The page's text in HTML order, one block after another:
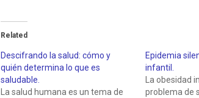
Related
Descifrando la salud: cómo y
quién determina lo que es
saludable.
La salud humana es un tema de
Epidemia
infantil.
La obesidad
problema de